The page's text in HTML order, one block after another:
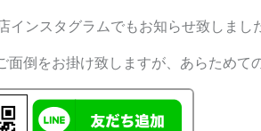
インスタグラムでもお知らせ致しま
面倒をお掛け致しますが、あらためて